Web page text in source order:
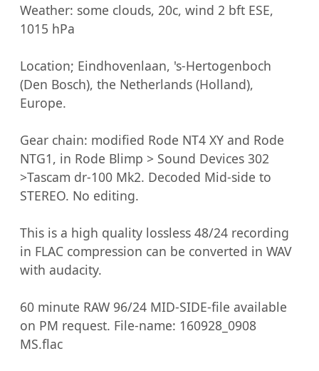
Weather: some clouds, 20c, wind 2 bft ESE,
1015 hPa
Location; Eindhovenlaan, 's-Hertogenboch
(Den Bosch), the Netherlands (Holland),
Europe.
Gear chain: modified Rode NT4 XY and Rode
NTG1, in Rode Blimp > Sound Devices 302
>Tascam dr-100 Mk2. Decoded Mid-side to
STEREO. No editing.
This is a high quality lossless 48/24 recording
in FLAC compression can be converted in WAV
with audacity.
60 minute RAW 96/24 MID-SIDE-file available
on PM request. File-name: 160928_0908
MS.flac